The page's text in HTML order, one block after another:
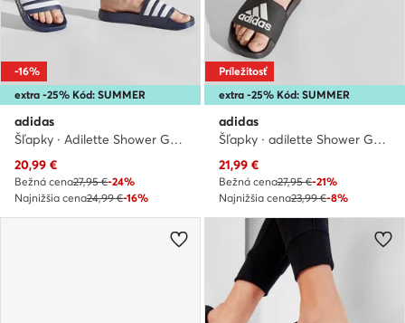
extra -25% Kód: SUMMER
-16%
adidas
Šľapky · Adilette Shower GZ5920 · Tmavomodrá
Aktuálna cena
20,99 €
Bežná cena27,95 €-24%
Najnižšia cena24,99 €-16%
extra -25% Kód: SUMMER
Príležitosť
adidas
Šľapky · adilette Shower GZ3779 · Čierna
Aktuálna cena
21,99 €
Bežná cena27,95 €-21%
Najnižšia cena23,99 €-8%